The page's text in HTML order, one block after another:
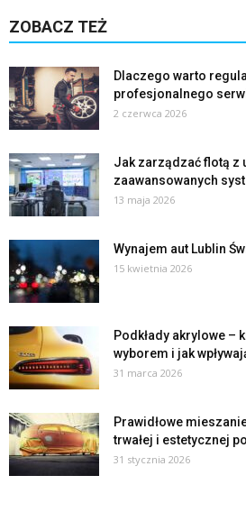
ZOBACZ TEŻ
Dlaczego warto
profesjonalnego
2 czerwca 2026
Jak zarządzać flotą z
zaawansowanych
13 maja 2026
Wynajem aut Lublin
15 kwietnia 2026
Podkłady akrylowe –
wyborem i jak
31 marca 2026
Prawidłowe
trwałej i estetycznej
31 stycznia 2026